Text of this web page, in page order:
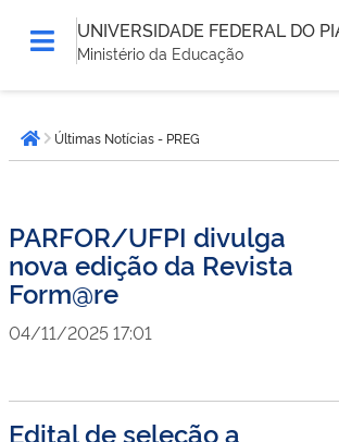
UNIVERSIDADE FEDERAL DO
Ministério da Educação
está
aqui:Página inicial
Últimas Notícias - PREG
PARFOR/UFPI divulga
nova edição da Revista
Form@re
04/11/2025 17:01
Edital de seleção a